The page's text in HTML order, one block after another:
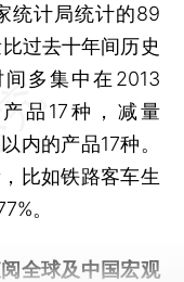
计局统计的89
过去十年间历史
多集中在2013
品17种，减量
内的产品17种。
比如铁路客车生
。
阅全球及中国宏观